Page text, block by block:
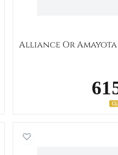
Alliance Or Amayota
et Blanc Boguson Zirconium